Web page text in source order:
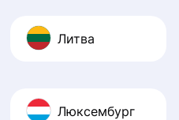
Литва
Люксембург